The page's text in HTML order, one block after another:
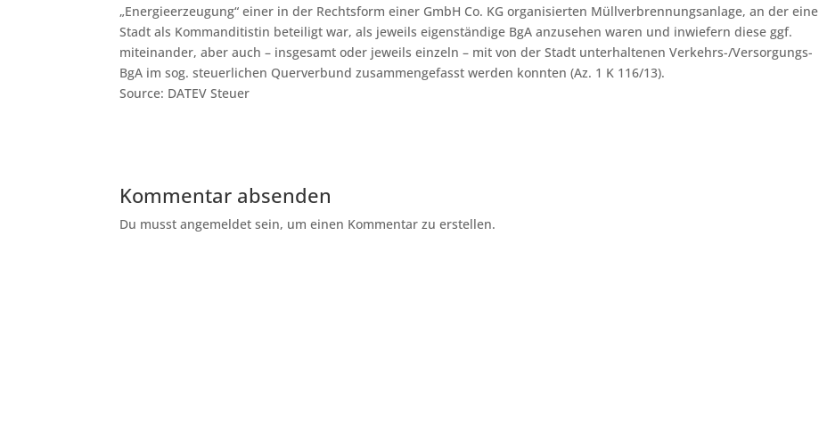
„Energieerzeugung“ einer in der Rechtsform einer GmbH Co. KG organisierten Müllverbrennungsanlage, an der eine
Stadt als Kommanditistin beteiligt war, als jeweils eigenständige BgA anzusehen waren und inwiefern diese ggf.
miteinander, aber auch – insgesamt oder jeweils einzeln – mit von der Stadt unterhaltenen Verkehrs-/Versorgungs-
BgA im sog. steuerlichen Querverbund zusammengefasst werden konnten (Az. 1 K 116/13).
Source: DATEV Steuer
Kommentar absenden
Du musst angemeldet sein, um einen Kommentar zu erstellen.